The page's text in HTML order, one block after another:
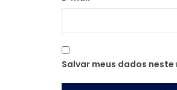
Salvar meus dados